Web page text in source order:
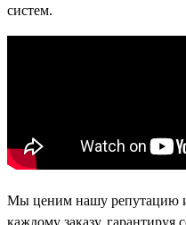
систем.
Мы ценим нашу репутацию
каждому заказу, гарантируя